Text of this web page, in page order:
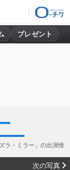
プレゼント
ラ・ミラー」の出演情
次の写真